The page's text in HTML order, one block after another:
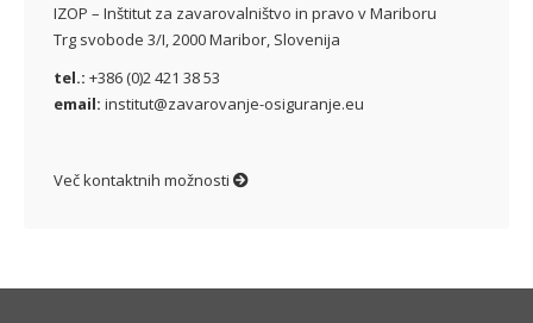
IZOP – Inštitut za zavarovalništvo in pravo v Mariboru
Trg svobode 3/I, 2000 Maribor, Slovenija
tel.: +386 (0)2 421 38 53
email: institut@zavarovanje-osiguranje.eu
Več kontaktnih možnosti